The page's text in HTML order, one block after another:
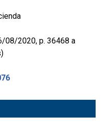
08/2020, p. 36468 a